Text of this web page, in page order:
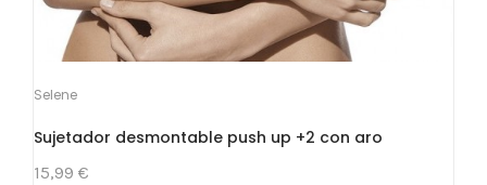
Selene
Sujetador desmontable push up +2 con aro
15,99 €